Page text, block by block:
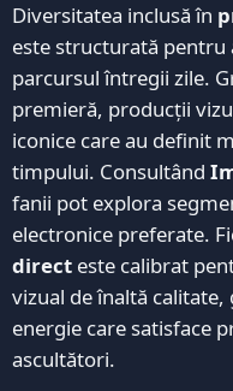
Diversitatea inclusă în
este structurată pentru
parcursul întregii zile.
premieră, producții
iconice care au definit
timpului. Consultând
fanii pot explora
electronice preferate.
direct este calibrat
vizual de înaltă
energie care satisface
ascultători.